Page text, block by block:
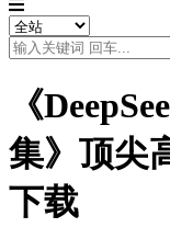
《
集》顶尖
下载